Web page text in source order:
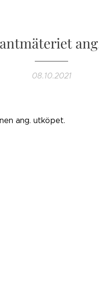
08.10.2021
ang. utköpet.